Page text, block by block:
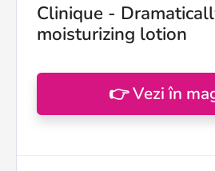
Clinique -
moisturizing lotion
👉 Vezi în